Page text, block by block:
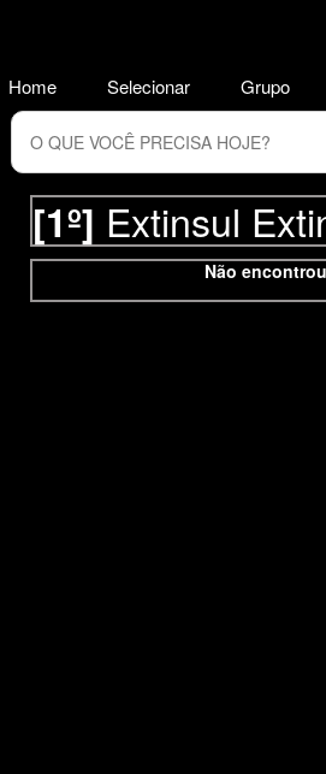
[1º] Extinsul
Não
Home Selecionar Grupo